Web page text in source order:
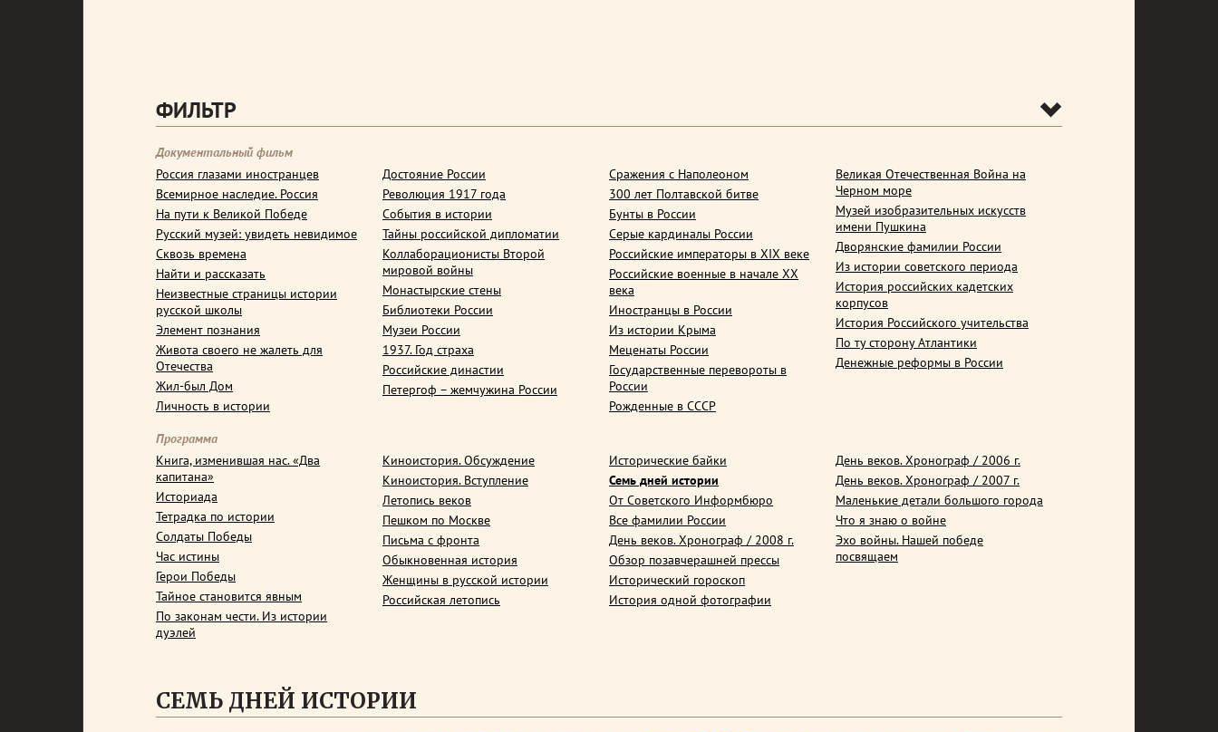
ФИЛЬТР
Документальный фильм
Россия глазами иностранцев
Всемирное наследие. Россия
На пути к Великой Победе
Русский музей: увидеть невидимое
Сквозь времена
Найти и рассказать
Неизвестные страницы истории
русской школы
Элемент познания
Живота своего не жалеть для
Отечества
Жил-был Дом
Личность в истории
Достояние России
Революция 1917 года
События в истории
Тайны российской дипломатии
Коллаборационисты Второй
мировой войны
Монастырские стены
Библиотеки России
Музеи России
1937. Год страха
Российские династии
Петергоф – жемчужина России
Сражения с Наполеоном
300 лет Полтавской битве
Бунты в России
Серые кардиналы России
Российские императоры в XIX веке
Российские военные в начале ХХ
века
Иностранцы в России
Из истории Крыма
Меценаты России
Государственные перевороты в
России
Рожденные в СССР
Великая Отечественная Война на
Черном море
Музей изобразительных искусств
имени Пушкина
Дворянские фамилии России
Из истории советского периода
История российских кадетских
корпусов
История Российского учительства
По ту сторону Атлантики
Денежные реформы в России
Программа
Книга, изменившая нас. «Два
капитана»
Историада
Тетрадка по истории
Солдаты Победы
Час истины
Герои Победы
Тайное становится явным
По законам чести. Из истории
дуэлей
Киноистория. Обсуждение
Киноистория. Вступление
Летопись веков
Пешком по Москве
Письма с фронта
Обыкновенная история
Женщины в русской истории
Российская летопись
Исторические байки
Семь дней истории
От Советского Информбюро
Все фамилии России
День веков. Хронограф / 2008 г.
Обзор позавчерашней прессы
Исторический гороскоп
История одной фотографии
День веков. Хронограф / 2006 г.
День веков. Хронограф / 2007 г.
Маленькие детали большого города
Что я знаю о войне
Эхо войны. Нашей победе
посвящаем
СЕМЬ ДНЕЙ ИСТОРИИ